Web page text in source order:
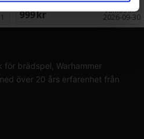
1 999 SEK Väntas in:
2026-09-30
för brädspel, Warhammer
över 20 års erfarenhet från